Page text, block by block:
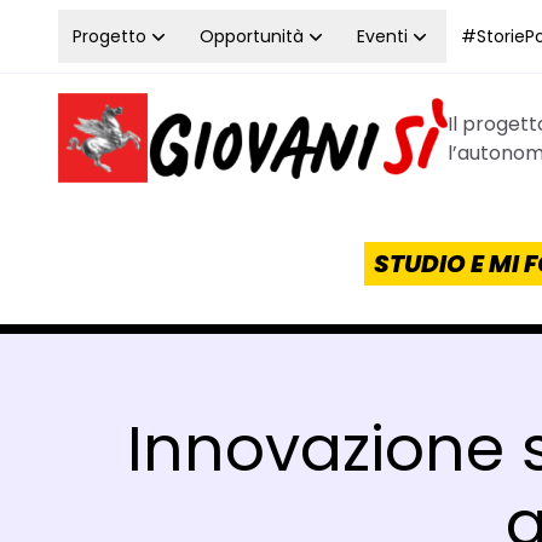
Vai al contenuto
Progetto Opportunità Eventi
Homepage Giovanisì - Progetto della Regione
Il
STUDIO E MI
Innovazione